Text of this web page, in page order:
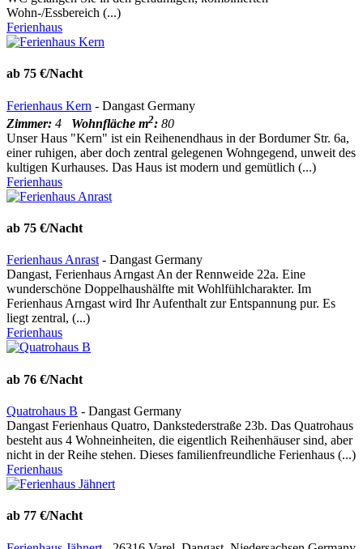
Wohn-/Essbereich (...)
Ferienhaus
ab 75 €/Nacht
Ferienhaus Kern - Dangast Germany
Zimmer: 4 Wohnfläche m2: 80
Unser Haus "Kern" ist ein Reihenendhaus in der Bordumer Str. 6a,
einer ruhigen, aber doch zentral gelegenen Wohngegend, unweit des
kultigen Kurhauses. Das Haus ist modern und gemütlich (...)
Ferienhaus
ab 75 €/Nacht
Ferienhaus Anrast- Dangast Germany
Dangast, Ferienhaus Arngast An der Rennweide 22a. Eine
wunderschöne Doppelhaushälfte mit Wohlfühlcharakter. Im
Ferienhaus Arngast wird Ihr Aufenthalt zur Entspannung pur. Es
liegt zentral, (...)
Ferienhaus
ab 76 €/Nacht
Quatrohaus B - Dangast Germany
Dangast Ferienhaus Quatro, Dankstederstraße 23b. Das Quatrohaus
besteht aus 4 Wohneinheiten, die eigentlich Reihenhäuser sind, aber
nicht in der Reihe stehen. Dieses familienfreundliche Ferienhaus (...)
Ferienhaus
ab 77 €/Nacht